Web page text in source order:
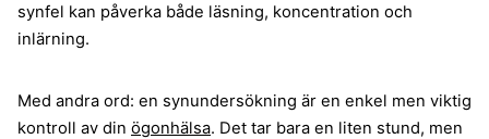
synfel kan påverka både läsning, koncentration och
inlärning.
Med andra ord: en synundersökning är en enkel men viktig
kontroll av din ögonhälsa. Det tar bara en liten stund, men